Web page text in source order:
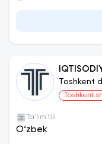
Toshkent
Toshkent
Ta'lim tili
O‘zbek